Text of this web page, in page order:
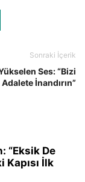
Sonraki İçerik
Ses: “Bizi
Adalete İnandırın”
“Eksik De
Kapısı İlk